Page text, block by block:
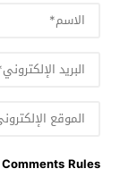
Comments Rules :